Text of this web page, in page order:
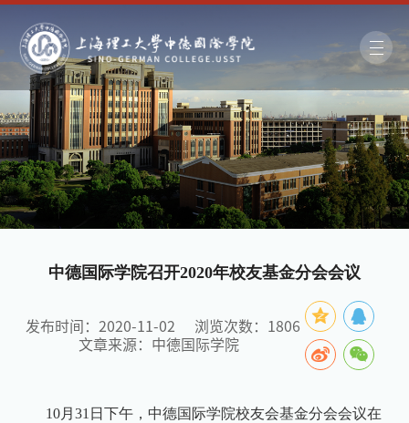
中德国际学院召开2020年校友基金分会会议
发布时间：2020-11-02 浏览次数：
1806
文章来源：中德国际学院
10月 31 日下午，中德国际学院校友会基金分会会议在